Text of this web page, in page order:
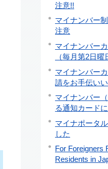
注意!!
マイナンバー
注意
マイナンバー
（毎月第2日
マイナンバー
請をお手伝いい
マイナンバー
る通知カード
マイナポータ
した
For Foreigners
Residents in